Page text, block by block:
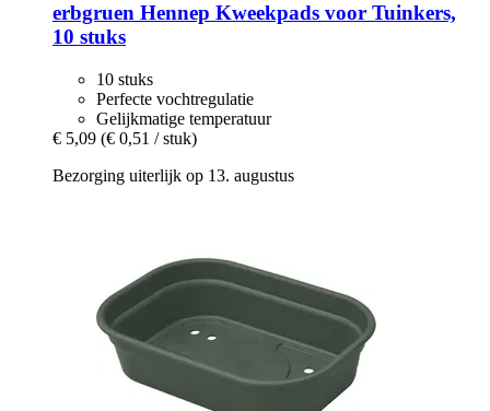
erbgruen Hennep Kweekpads voor Tuinkers,
10 stuks
10 stuks
Perfecte vochtregulatie
Gelijkmatige temperatuur
€ 5,09 (€ 0,51 / stuk)
Bezorging uiterlijk op 13. augustus